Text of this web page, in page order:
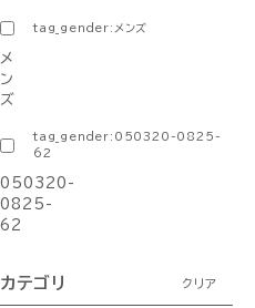
tag_gender:メンズ
メ
ン
ズ
tag_gender:050320-0825-
62
050320-
0825-
62
カテゴリ クリア